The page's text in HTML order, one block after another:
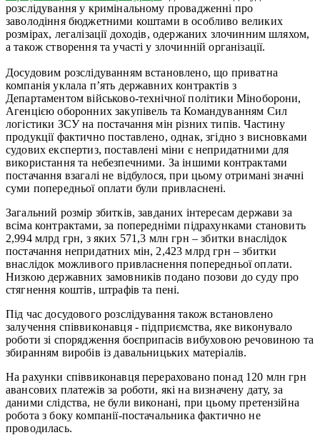
розслідування у кримінальному провадженні про
заволодіння бюджетними коштами в особливо великих
розмірах, легалізації доходів, одержаних злочинним шляхом,
а також створення та участі у злочинній організації.
Досудовим розслідуванням встановлено, що приватна
компанія уклала п’ять державних контрактів з
Департаментом військово-технічної політики Міноборони,
Агенцією оборонних закупівель та Командуванням Сил
логістики ЗСУ на постачання мін різних типів. Частину
продукції фактично поставлено, однак, згідно з висновками
судових експертиз, поставлені міни є непридатними для
використання та небезпечними. За іншими контрактами
постачання взагалі не відбулося, при цьому отримані значні
суми попередньої оплати були привласнені.
Загальний розмір збитків, завданих інтересам держави за
всіма контрактами, за попередніми підрахунками становить
2,994 млрд грн, з яких 571,3 млн грн – збитки внаслідок
постачання непридатних мін, 2,423 млрд грн – збитки
внаслідок можливого привласнення попередньої оплати.
Низкою державних замовників подано позови до суду про
стягнення коштів, штрафів та пені.
Під час досудового розслідування також встановлено
залучення співвиконавця - підприємства, яке виконувало
роботи зі спорядження боєприпасів вибуховою речовиною та
збиранням виробів із давальницьких матеріалів.
На рахунки співвиконавця перераховано понад 120 млн грн
авансових платежів за роботи, які на визначену дату, за
даними слідства, не були виконані, при цьому претензійна
робота з боку компанії-постачальника фактично не
проводилась.